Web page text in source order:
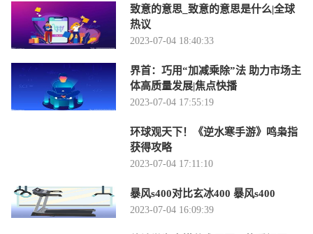
致意的意思_致意的意思是什么|全球
热议
2023-07-04 18:40:33
界首：巧用“加减乘除”法 助力市场主
体高质量发展|焦点快播
2023-07-04 17:55:19
环球观天下！《逆水寒手游》鸣枭指
获得攻略
2023-07-04 17:11:10
暴风s400对比玄冰400 暴风s400
2023-07-04 16:09:39